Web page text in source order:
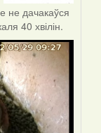
не дачакаўся
40 хвілін.